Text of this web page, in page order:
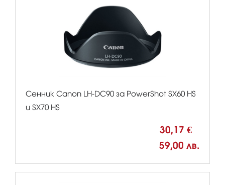
Сенник Canon LH-DC90 за PowerShot SX60 HS
и SX70 HS
30,17 €
59,00 лв.